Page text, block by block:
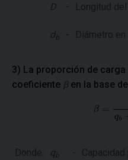
D - Longitud
db - Diámetro en
3) La proporción de
coeficiente βen la base
Donde: qb - Capacidad